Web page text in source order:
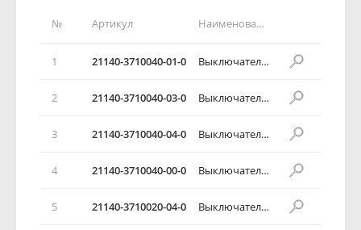
№ Артикул Наименование детали
1 21140-3710040-01-0 Выключатель противотуманных фар
2 21140-3710040-03-0 Выключатель противотуманных фар
3 21140-3710040-04-0 Выключатель противотуманных фар
4 21140-3710040-00-0 Выключатель противотуманных фар
5 21140-3710020-04-0 Выключатель обогрева заднего стекла